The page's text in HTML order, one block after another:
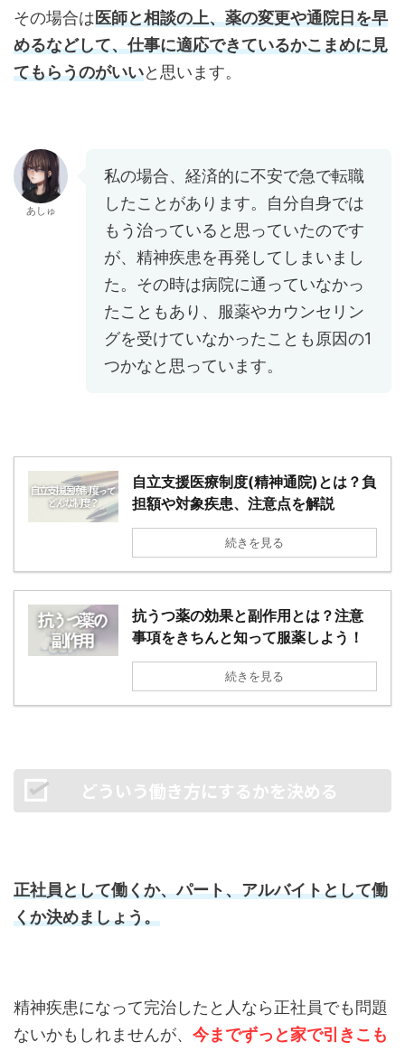
その場合は医師と相談の上、薬の変更や通院日を早
めるなどして、仕事に適応できているかこまめに見
てもらうのがいいと思います。
あしゅ
私の場合、経済的に不安で急で転職
したことがあります。自分自身では
もう治っていると思っていたのです
が、精神疾患を再発してしまいまし
た。その時は病院に通っていなかっ
たこともあり、服薬やカウンセリン
グを受けていなかったことも原因の1
つかなと思っています。
自立支援医療制度(精神通院)とは？負
担額や対象疾患、注意点を解説
続きを見る
抗うつ薬の効果と副作用とは？注意
事項をきちんと知って服薬しよう！
続きを見る
どういう働き方にするかを決める
正社員として働くか、パート、アルバイトとして働
くか決めましょう。
精神疾患になって完治したと人なら正社員でも問題
ないかもしれませんが、 今までずっと家で引きこも